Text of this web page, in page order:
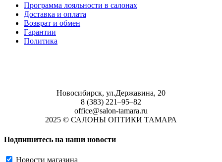
Программа лояльности в салонах
Доставка и оплата
Возврат и обмен
Гарантии
Политика
Новосибирск, ул.Державина, 20
8 (383) 221‒95‒82
office@salon-tamara.ru
2025 © САЛОНЫ ОПТИКИ ТАМАРА
Подпишитесь на наши новости
Новости магазина